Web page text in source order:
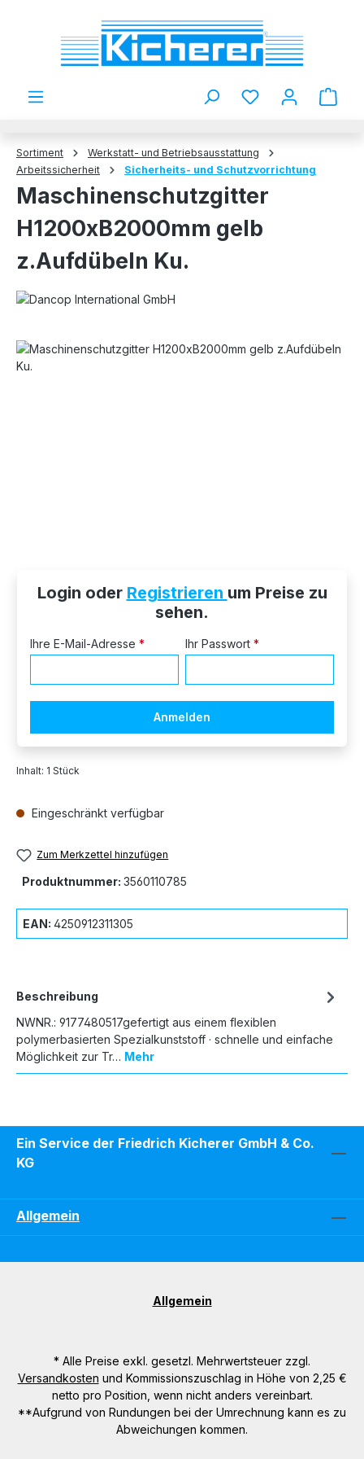
Zum Hauptinhalt springen
Du hast 0
Sortiment
Werkstatt- und Betriebsausstattung
Arbeitssicherheit
Sicherheits- und Schutzvorrichtung
Maschinenschutzgitter
H1200xB2000mm gelb
z.Aufdübeln Ku.
Bildergalerie überspringen
Login oder Registrieren um Preise zu
sehen.
Ihre E-Mail-Adresse * Ihr Passwort *
Anmelden
Inhalt: 1 Stück
Eingeschränkt verfügbar
Zum Merkzettel hinzufügen
Produktnummer: 3560110785
EAN: 4250912311305
Beschreibung
NWNR.: 9177480517gefertigt aus einem flexiblen
polymerbasierten Spezialkunststoff · schnelle und einfache
Möglichkeit zur Tr… Mehr
Ein Service der Friedrich Kicherer GmbH & Co.
KG
Allgemein
Allgemein
* Alle Preise exkl. gesetzl. Mehrwertsteuer zzgl.
Versandkosten und Kommissionszuschlag in Höhe von 2,25 €
netto pro Position, wenn nicht anders vereinbart.
**Aufgrund von Rundungen bei der Umrechnung kann es zu
Abweichungen kommen.